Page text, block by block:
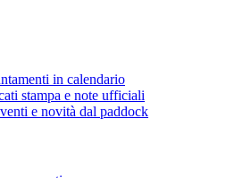
in calendario
stampa e note ufficiali
e novità dal paddock